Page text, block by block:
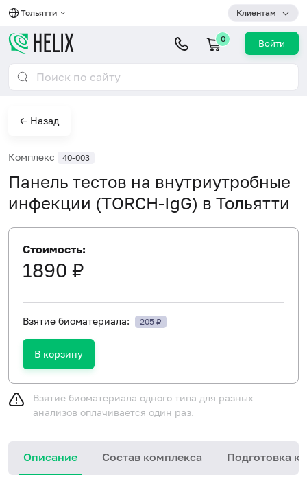
Тольятти Клиентам
0 Войти
← Назад
Комплекс 40-003
Панель тестов на внутриутробные
инфекции (TORCH-IgG) в Тольятти
Стоимость:
1890 ₽
Взятие биоматериала: 205 ₽
В корзину
Взятие биоматериала одного типа для разных
анализов оплачивается один раз.
Описание Состав комплекса Подготовка к